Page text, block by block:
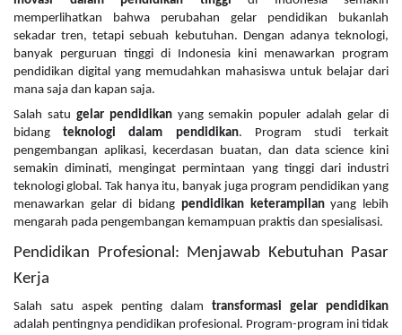
memperlihatkan bahwa perubahan gelar pendidikan bukanlah
sekadar tren, tetapi sebuah kebutuhan. Dengan adanya teknologi,
banyak perguruan tinggi di Indonesia kini menawarkan program
pendidikan digital yang memudahkan mahasiswa untuk belajar dari
mana saja dan kapan saja.
Salah satu gelar pendidikanyang semakin populer adalah gelar di
bidangteknologi dalam pendidikan. Program studi terkait
pengembangan aplikasi, kecerdasan buatan, dan data science kini
semakin diminati, mengingat permintaan yang tinggi dari industri
teknologi global. Tak hanya itu, banyak juga program pendidikan yang
menawarkan gelar di bidang pendidikan keterampilanyang lebih
mengarah pada pengembangan kemampuan praktis dan spesialisasi.
Pendidikan Profesional: Menjawab Kebutuhan Pasar
Kerja
Salah satu aspek penting dalam transformasi gelar pendidikan
adalah pentingnya pendidikan profesional. Program-program ini tidak